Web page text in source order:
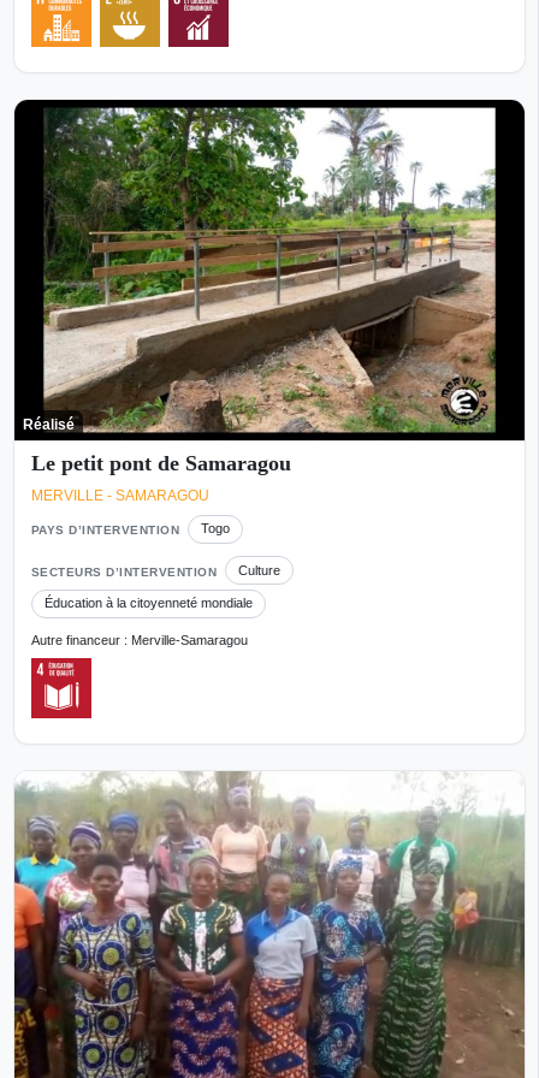
Réalisé
Le petit pont de Samaragou
MERVILLE - SAMARAGOU
PAYS D’INTERVENTION Togo
SECTEURS D’INTERVENTION Culture
Éducation à la citoyenneté mondiale
Autre financeur : Merville-Samaragou